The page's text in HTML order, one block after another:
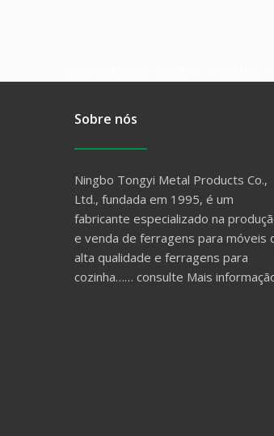
Sobre nós
Ningbo Tongyi Metal Products Co.,
Ltd., fundada em 1995, é um
fabricante especializado na
e venda de ferragens para móveis
alta qualidade e ferragens para
cozinha…… consulte Mais